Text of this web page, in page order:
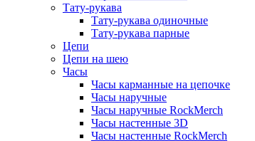
Тату-рукава
Тату-рукава одиночные
Тату-рукава парные
Цепи
Цепи на шею
Часы
Часы карманные на цепочке
Часы наручные
Часы наручные RockMerch
Часы настенные 3D
Часы настенные RockMerch